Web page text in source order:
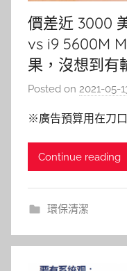
價差近 3000
vs i9 5600M
果，沒想到有
Posted on 2021-05-
※廣告預算用在刀
Continue reading
環保清潔